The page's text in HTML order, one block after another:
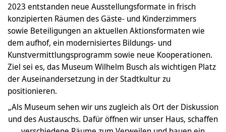
2023 entstanden neue Ausstellungsformate in frisch
konzipierten Räumen des Gäste- und Kinderzimmers
sowie Beteiligungen an aktuellen Aktionsformaten wie
dem aufhof, ein modernisiertes Bildungs- und
Kunstvermittlungsprogramm sowie neue Kooperationen.
Ziel sei es, das Museum Wilhelm Busch als wichtigen Platz
der Auseinandersetzung in der Stadtkultur zu
positionieren.
„Als Museum sehen wir uns zugleich als Ort der Diskussion
und des Austauschs. Dafür öffnen wir unser Haus, schaffen